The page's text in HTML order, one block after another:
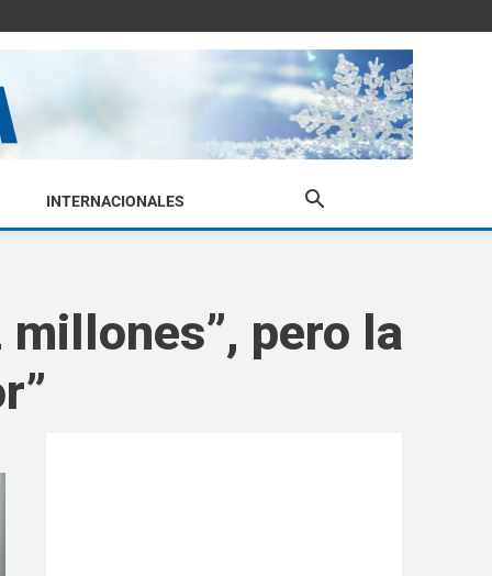
INTERNACIONALES
millones”, pero la